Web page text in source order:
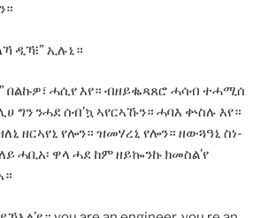
ዲኻ፧” ኢሉኒ።
በልኩዎ፣ ሓሲየ እየ። ብዘይቈጻጸሮ ሓሳብ ተሓሚሰ
ግን ንሓደ ሰብ’ኳ ኣየርኣኹን። ሓባእ ቍስሉ እየ።
ዘርኣየኒ የሎን። ዝመሃረኒ የሎን። ዘውጓዓኒ ስነ-
ሓቢአ፡ ዋላ ሓደ ከም ዘይኰንኩ ክመስል’የ